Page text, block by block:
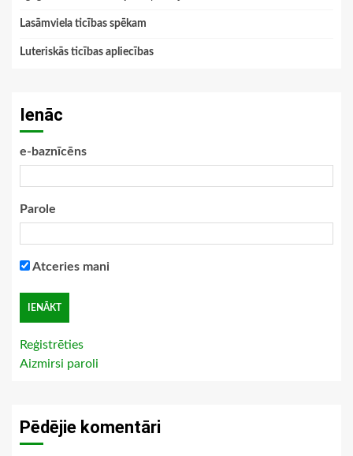
Lasāmviela ticības spēkam
Luteriskās ticības apliecības
Ienāc
e-baznīcēns
Parole
Atceries mani
Reģistrēties
Aizmirsi paroli
Pēdējie komentāri